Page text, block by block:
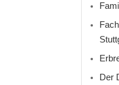
Der